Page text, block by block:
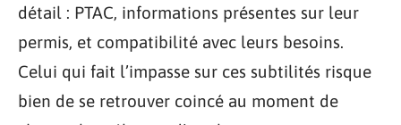
détail : PTAC, informations présentes sur leur
permis, et compatibilité avec leurs besoins.
Celui qui fait l’impasse sur ces subtilités risque
bien de se retrouver coincé au moment de